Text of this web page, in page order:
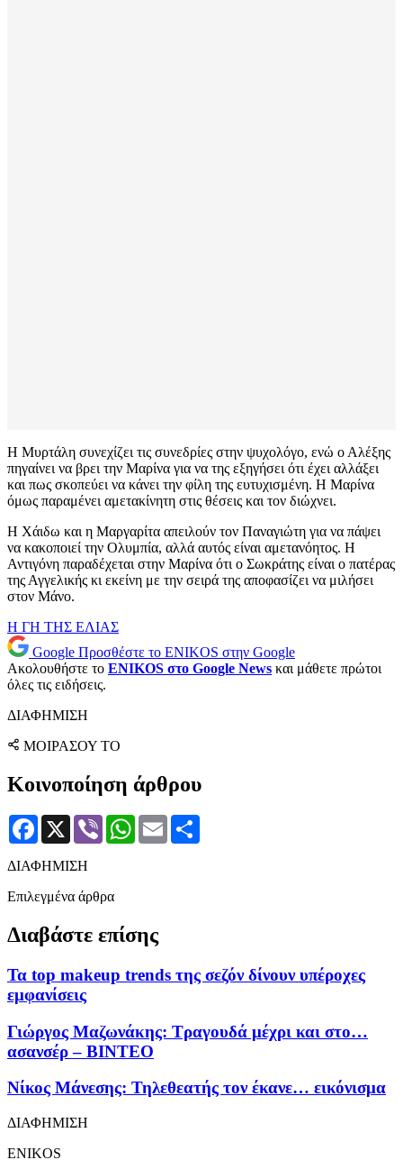
Η Μυρτάλη συνεχίζει τις συνεδρίες στην ψυχολόγο, ενώ ο Αλέξης
πηγαίνει να βρει την Μαρίνα για να της εξηγήσει ότι έχει αλλάξει
και πως σκοπεύει να κάνει την φίλη της ευτυχισμένη. Η Μαρίνα
όμως παραμένει αμετακίνητη στις θέσεις και τον διώχνει.
Η Χάιδω και η Μαργαρίτα απειλούν τον Παναγιώτη για να πάψει
να κακοποιεί την Ολυμπία, αλλά αυτός είναι αμετανόητος. Η
Αντιγόνη παραδέχεται στην Μαρίνα ότι ο Σωκράτης είναι ο πατέρας
της Αγγελικής κι εκείνη με την σειρά της αποφασίζει να μιλήσει
στον Μάνο.
Η ΓΗ ΤΗΣ ΕΛΙΑΣ
Google Προσθέστε το ENIKOS στην Google
Ακολουθήστε το ENIKOS στο Google News και μάθετε πρώτοι
όλες τις ειδήσεις.
ΔΙΑΦΗΜΙΣΗ
ΜΟΙΡΑΣΟΥ ΤΟ
Κοινοποίηση άρθρου
Facebook
X Viber WhatsApp
Email
ΔΙΑΦΗΜΙΣΗ
Επιλεγμένα άρθρα
Διαβάστε επίσης
Τα top makeup trends της σεζόν δίνουν υπέροχες
εμφανίσεις
Γιώργος Μαζωνάκης: Τραγουδά μέχρι και στο…
ασανσέρ – ΒΙΝΤΕΟ
Νίκος Μάνεσης: Τηλεθεατής τον έκανε… εικόνισμα
ΔΙΑΦΗΜΙΣΗ
ENIKOS